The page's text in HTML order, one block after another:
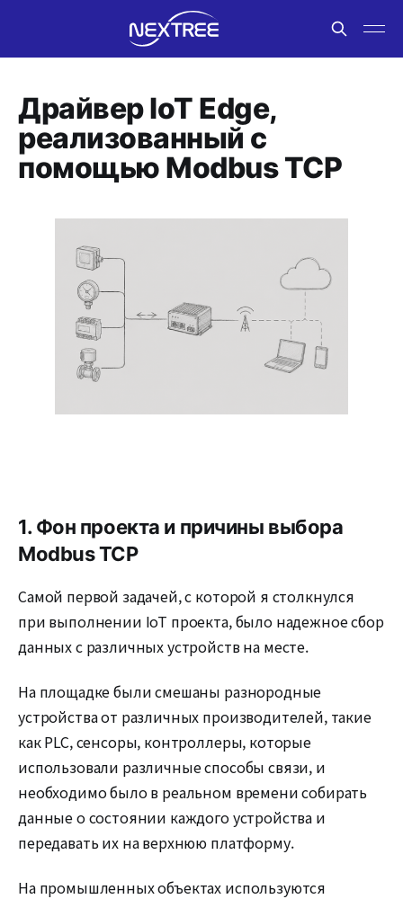
Драйвер IoT Edge,
реализованный с
помощью Modbus TCP
1. Фон проекта и причины выбора
Modbus TCP
Самой первой задачей, с которой я столкнулся
при выполнении IoT проекта, было надежное сбор
данных с различных устройств на месте.
На площадке были смешаны разнородные
устройства от различных производителей, такие
как PLC, сенсоры, контроллеры, которые
использовали различные способы связи, и
необходимо было в реальном времени собирать
данные о состоянии каждого устройства и
передавать их на верхнюю платформу.
На промышленных объектах используются